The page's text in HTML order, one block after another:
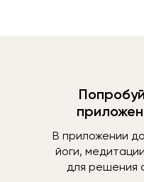
В приложении
йоги,
для решения